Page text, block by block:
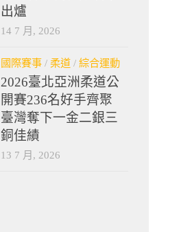
出爐
14 7 月, 2026
國際賽事 / 柔道 / 綜合運動
2026臺北亞洲柔道公
開賽236名好手齊聚
臺灣奪下一金二銀三
銅佳績
13 7 月, 2026